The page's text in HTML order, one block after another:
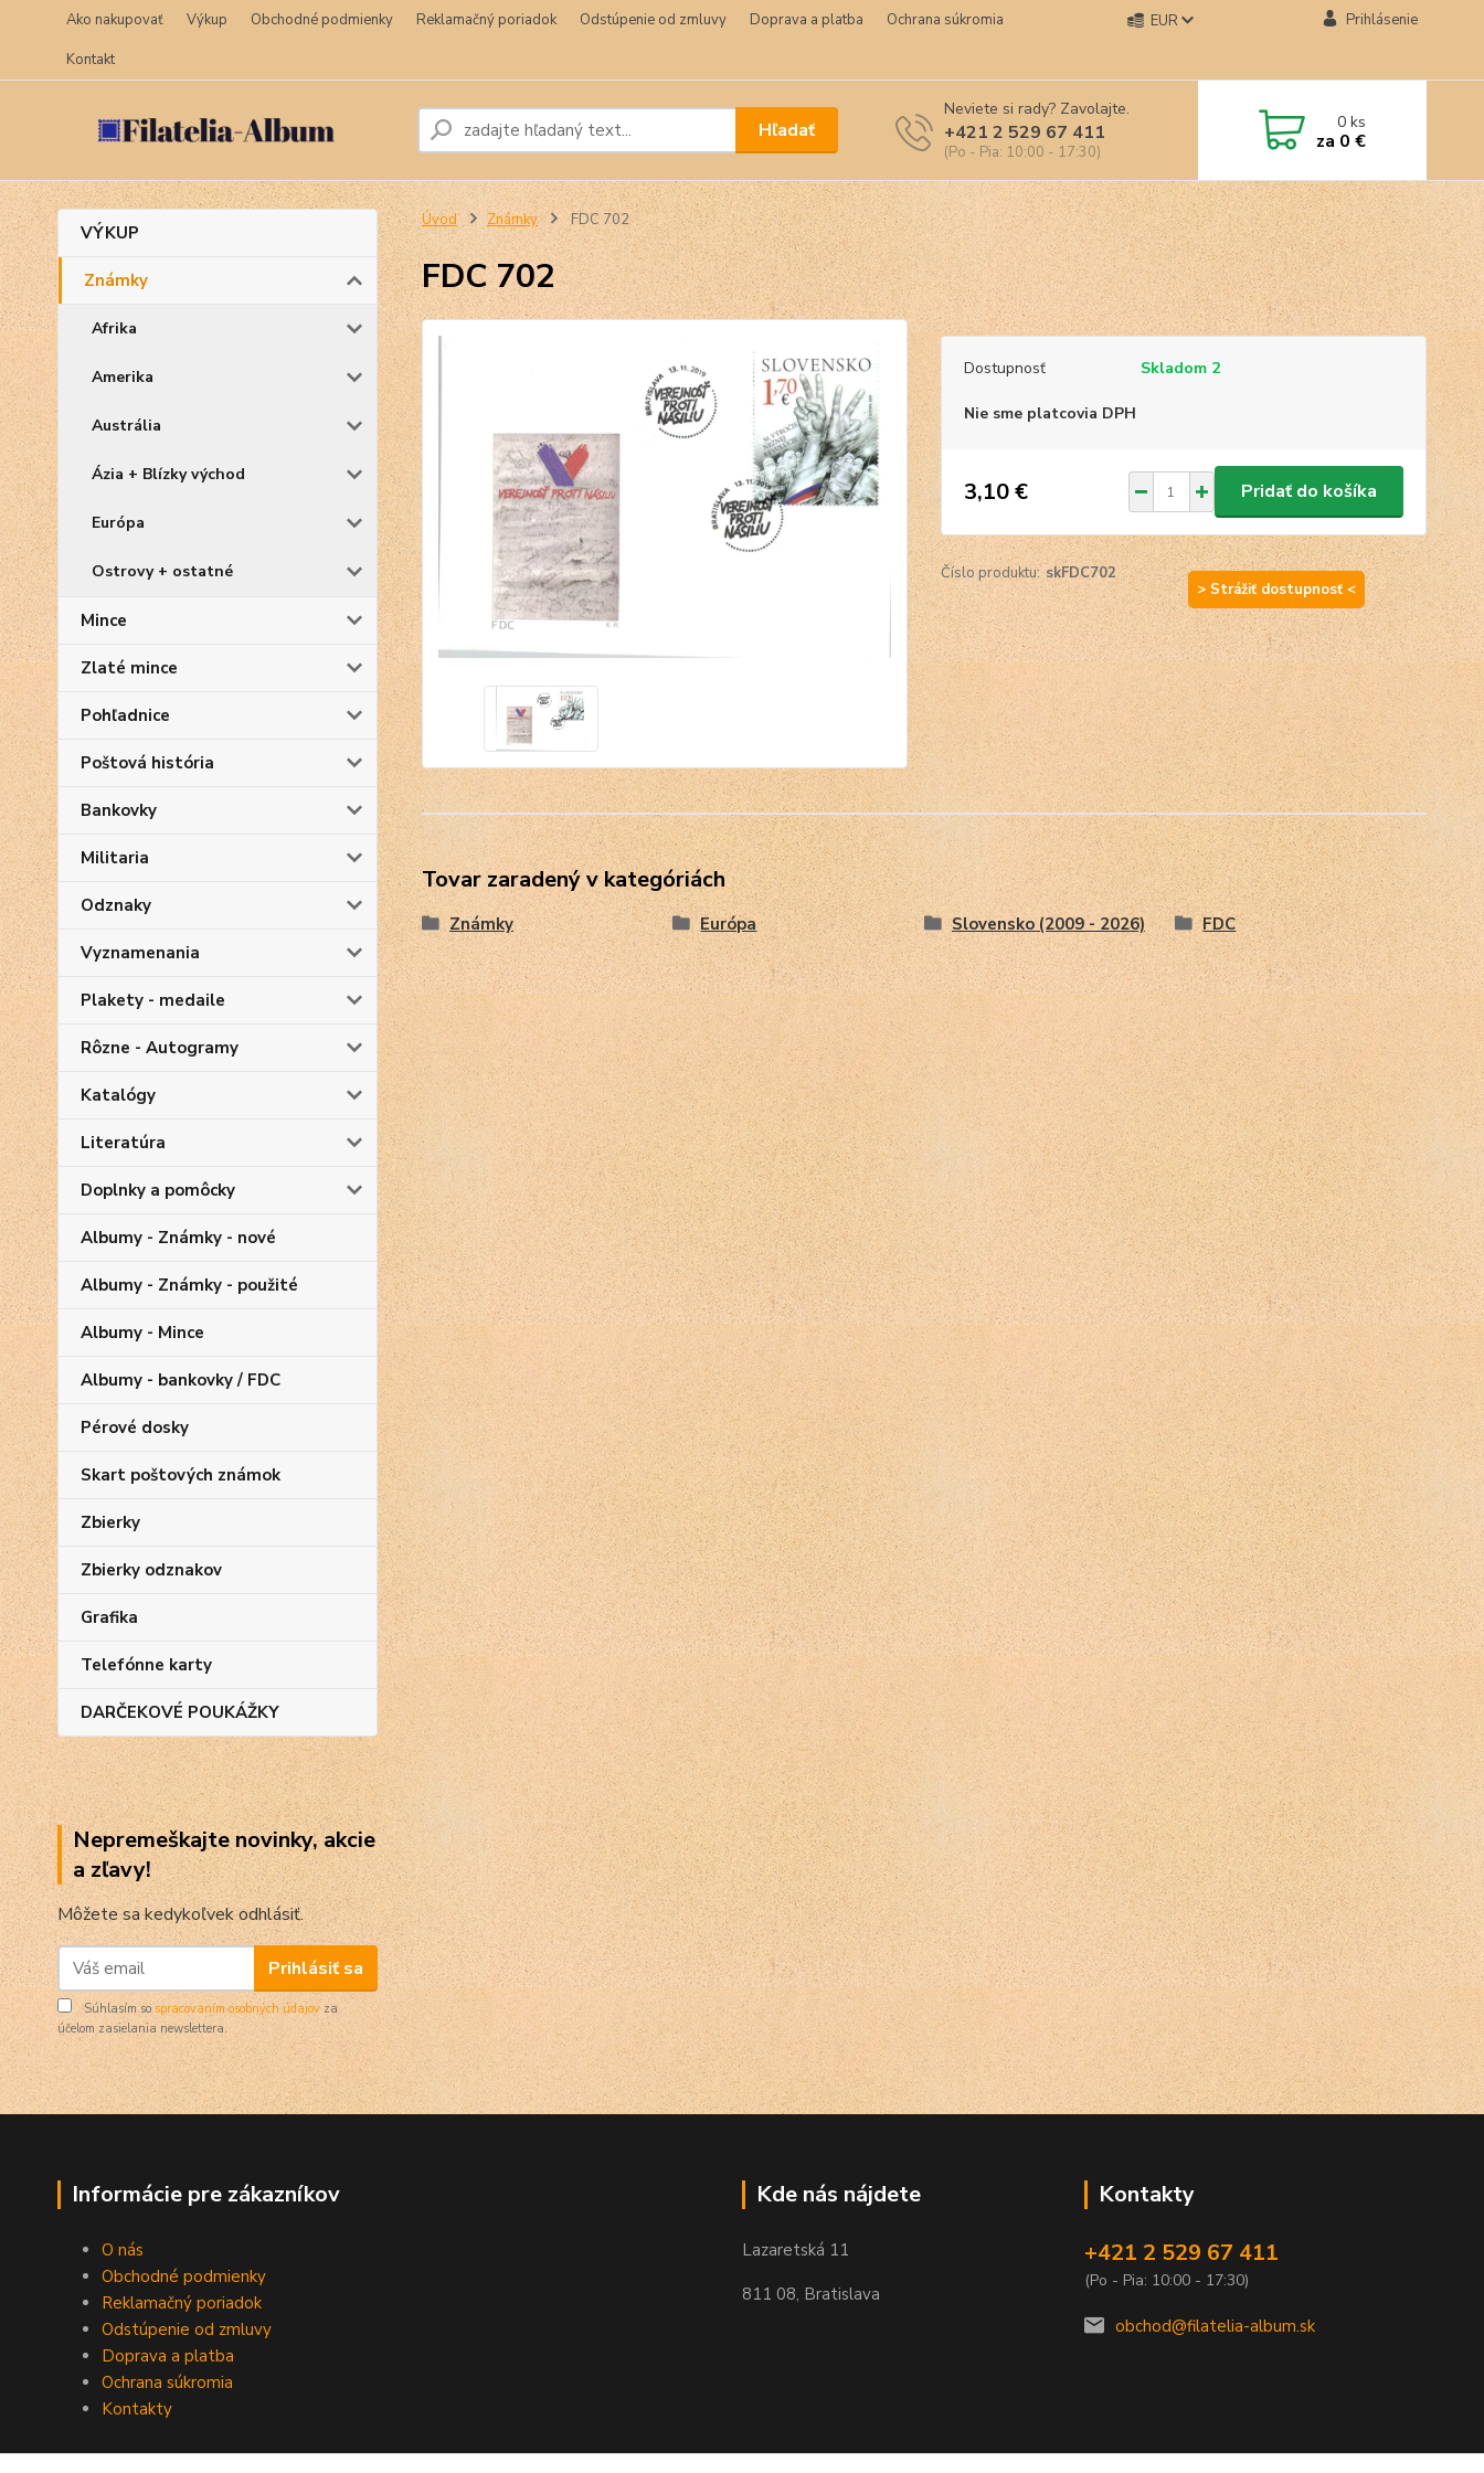
Ako nakupovať Výkup Obchodné podmienky Reklamačný poriadok Odstúpenie od zmluvy Doprava a platba
Ochrana súkromia
Kontakt
EUR Prihlásenie
Hľadať
Neviete si rady? Zavolajte.
+421 2 529 67 411
(Po - Pia: 10:00 - 17:30)
0ks
za 0 €
VÝKUP
Známky
Afrika
Amerika
Austrália
Ázia + Blízky východ
Európa
Ostrovy + ostatné
Mince
Zlaté mince
Pohľadnice
Poštová história
Bankovky
Militaria
Odznaky
Vyznamenania
Plakety - medaile
Rôzne - Autogramy
Katalógy
Literatúra
Doplnky a pomôcky
Albumy - Známky - nové
Albumy - Známky - použité
Albumy - Mince
Albumy - bankovky / FDC
Pérové dosky
Skart poštových známok
Zbierky
Zbierky odznakov
Grafika
Telefónne karty
DARČEKOVÉ POUKÁŽKY
Nepremeškajte novinky, akcie
a zľavy!
Môžete sa kedykoľvek odhlásiť.
Prihlásiť sa
Súhlasím so spracovaním osobných údajov za
účelom zasielania newslettera.
Úvod Známky FDC 702
FDC 702
Dostupnosť Skladom 2
Nie sme platcovia DPH
3,10 € Pridať do košíka
Číslo produktu: skFDC702
> Strážiť dostupnosť <
Tovar zaradený v kategóriách
Známky Európa Slovensko (2009 - 2026) FDC
Informácie pre zákazníkov
O nás
Obchodné podmienky
Reklamačný poriadok
Odstúpenie od zmluvy
Doprava a platba
Ochrana súkromia
Kontakty
Kde nás nájdete
Lazaretská 11
811 08, Bratislava
Kontakty
+421 2 529 67 411
(Po - Pia: 10:00 - 17:30)
obchod@filatelia-album.sk